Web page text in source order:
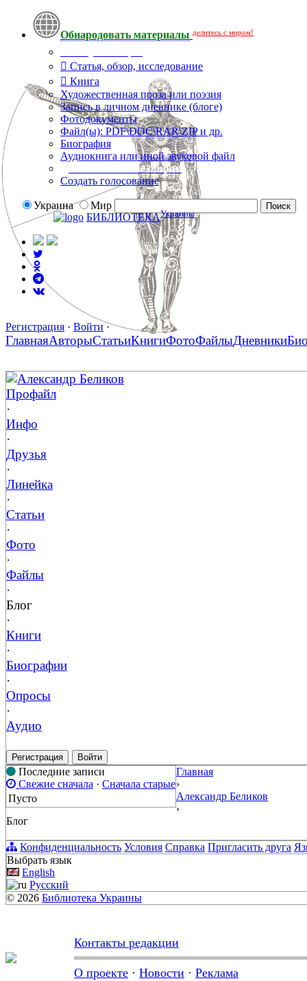
Обнародовать материалы делитесь с миром!
Статья, обзор, исследование
Книга
Художественная проза или поэзия
Запись в личном дневнике (блоге)
Фотодокументы
Файл(ы): PDF\DOC\RAR\ZIP и др.
Биография
Аудиокнига или иной звуковой файл
Дополнительные опции:
Создать голосование
Украина
Мир
БИБЛИОТЕКАУкраины
Регистрация · Войти ·
ГлавнаяАвторыСтатьиКнигиФотоФайлыДневники
Александр Беликов
Профайл
·
Инфо
·
Друзья
·
Линейка
·
Статьи
·
Фото
·
Файлы
·
Блог
·
Книги
·
Биографии
·
Опросы
·
Аудио
Регистрация Войти
Последние записи
Свежие сначала · Сначала старые
Пусто
Главная
›
Александр Беликов
›
Блог
Конфиденциальность Условия Справка Пригласить друга
Выбрать язык
English
Русский
© 2026 Библиотека Украины
Контакты редакции
О проекте · Новости · Реклама